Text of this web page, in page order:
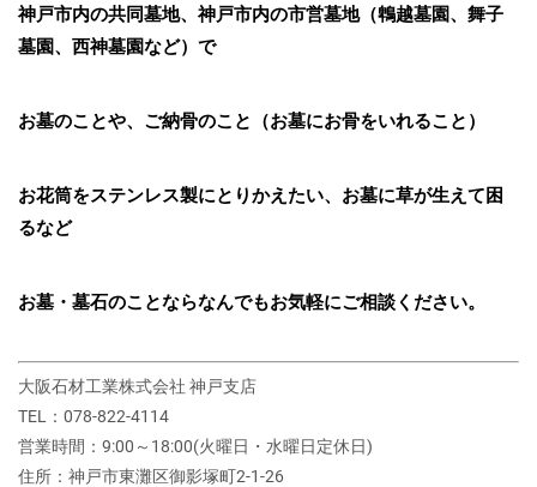
神戸市内の共同墓地、神戸市内の市営墓地（鵯越墓園、舞子
墓園、西神墓園など）で
お墓のことや、ご納骨のこと（お墓にお骨をいれること）
お花筒をステンレス製にとりかえたい、お墓に草が生えて困
るなど
お墓・墓石のことならなんでもお気軽にご相談ください。
大阪石材工業株式会社 神戸支店
TEL：078-822-4114
営業時間：9:00～18:00(火曜日・水曜日定休日)
住所：神戸市東灘区御影塚町2‐1‐26